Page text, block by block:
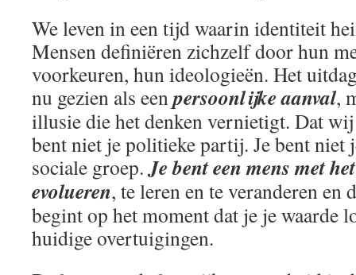
We leven in een tijd waarin identiteit
Mensen definiëren zichzelf door hun
voorkeuren, hun ideologieën. Het
nu gezien als eenpersoonlijke aanval,
illusie die het denken vernietigt. Dat
bent niet je politieke partij. Je bent niet
sociale groep.Je bent een mens met
evolueren, te leren en te veranderen en
begint op het moment dat je je waarde
huidige overtuigingen.